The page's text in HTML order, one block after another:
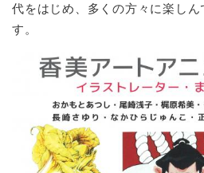
代をはじめ、多くの方々に楽しん
す。